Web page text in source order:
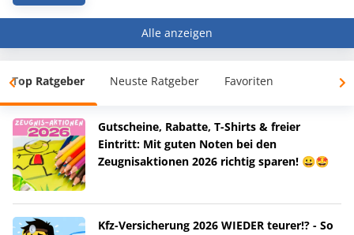
Alle anzeigen
Top Ratgeber Neuste Ratgeber Favoriten
Gutscheine, Rabatte, T-Shirts & freier
Eintritt: Mit guten Noten bei den
Zeugnisaktionen 2026 richtig sparen! 😀🤩
Kfz-Versicherung 2026 WIEDER teurer!? - So